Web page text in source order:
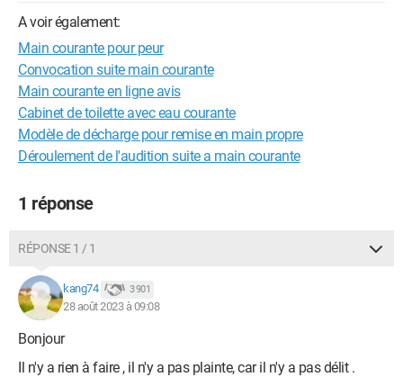
A voir également:
Main courante pour peur
Convocation suite main courante
Main courante en ligne avis
Cabinet de toilette avec eau courante
Modèle de décharge pour remise en main propre
Déroulement de l'audition suite a main courante
1 réponse
RÉPONSE 1 / 1
kang74 3 901
28 août 2023 à 09:08
Bonjour
Il n'y a rien à faire , il n'y a pas plainte, car il n'y a pas délit .